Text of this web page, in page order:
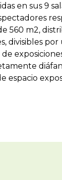
en sus 9
560 m2,
divisibles por
de
espacio